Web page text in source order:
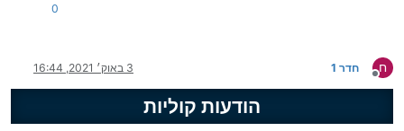
0
ח
מנותק
חדר 1 3 באוק׳ 2021, 16:44
הודעות קוליות